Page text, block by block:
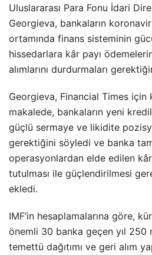
Uluslararası Para Fonu İdari
Georgieva, bankaların
ortamında finans sisteminin
hissedarlara kâr payı
alımlarını durdurmaları
Georgieva, Financial Times için
makalede, bankaların yeni
güçlü sermaye ve likidite
gerektiğini söyledi ve banka
operasyonlardan elde edilen
tutulması ile güçlendirilmesi
ekledi.
IMF’in hesaplamalarına göre,
önemli 30 banka geçen yıl 250
temettü dağıtımı ve geri alım